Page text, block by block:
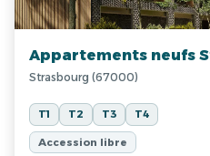
Appartements neufs
Strasbourg (67000)
T1 T2 T3 T4
Accession libre